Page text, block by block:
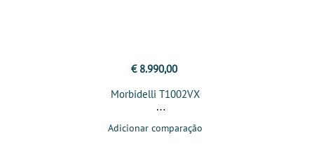
€ 8.990,00
Morbidelli T1002VX
Adicionar comparação